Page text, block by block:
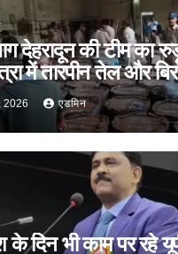
देहरादून की टीम का
में तारपीन तेल और
2026 एडमिन
दिन भी काम पर रहे